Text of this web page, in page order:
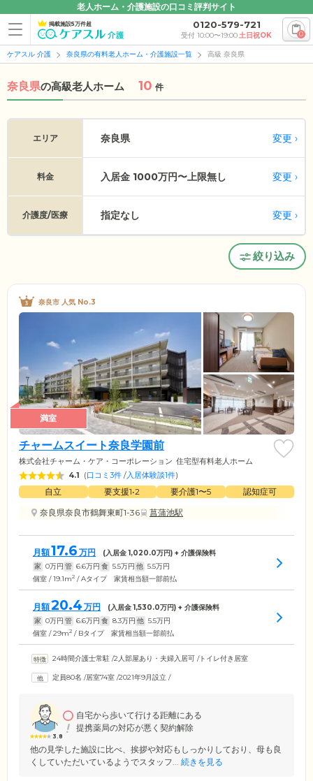
老人ホーム・介護施設の口コミ評判サイト
掲載施設5万件超 0120-579-721
受付 10:00〜19:00土日祝OK 0
ケアスル 介護 奈良県の有料老人ホーム・介護施設一覧 高級 奈良県
奈良県の高級老人ホーム 10 件
エリア 奈良県 変更
料金 入居金 1000万円〜上限無し 変更
介護度/医療 指定なし 変更
絞り込み
奈良市 人気 No.3
満室
チャームスイート奈良学園前
株式会社チャーム・ケア・コーポレーション 住宅型有料老人ホーム
4.1 (口コミ3件 /入居体験談1件)
自立 要支援1•2 要介護1〜5
認知症可
奈良県奈良市鶴舞東町1-36
菖蒲池駅
月額17.6 万円 (入居金1,020.0万円) + 介護保険料
家 0万円 管 6.6万円 食 5.5万円 他 5.5万円
個室 / 19.1m2 / Aタイプ 家賃相当額一部前払
月額20.4 万円 (入居金1,530.0万円) + 介護保険料
家 0万円 管 6.6万円 食 8.3万円 他 5.5万円
個室 / 29m2 / Bタイプ 家賃相当額一部前払
24時間介護士常駐 /2人部屋あり・夫婦入居可 /トイレ付き居室
定員80名 /居室74室 /2021年9月設立 /
3.8
自宅から歩いて行ける距離にある
提携薬局の対応が悪く契約解除
他の見学した施設に比べ、挨拶や対応もしっかりしており、母も良
くしていただいているようでスタッフ... 続きを見る